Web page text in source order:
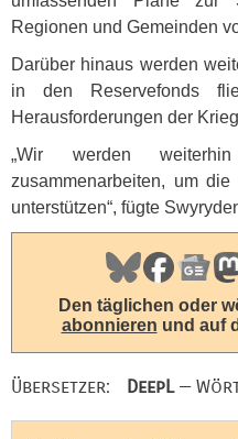
Regionen und Gemeinden
Darüber hinaus werden
in den Reservefonds
Herausforderungen der
„Wir werden
zusammenarbeiten, um
unterstützen“, fügte
Den täglichen oder
abonnieren und auf
Übersetzer: DeepL—